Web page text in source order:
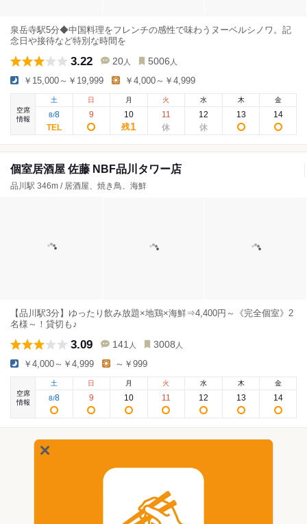
泉岳寺駅5分◆中国料理をフレンチの感性で味わうヌーベルシノワ。記
念日や接待など特別な時間を
3.22 20 人 5006 人
￥15,000～￥19,999 ￥4,000～￥4,999
空席
情報
土
8/8
日
9
月
10
残1
火
11
水
12
木
13
金
14
個室居酒屋 佐藤 NBF品川タワー店
品川駅 346m / 居酒屋、焼き鳥、海鮮
【品川駅3分】ゆったり飲み放題×地鶏×海鮮⇒4,400円～《完全個室》2
名様～！貸切も♪
3.09 141 人 3008 人
￥4,000～￥4,999 ～￥999
空席
情報
土
8/8
日
9
月
10
火
11
水
12
木
13
金
14